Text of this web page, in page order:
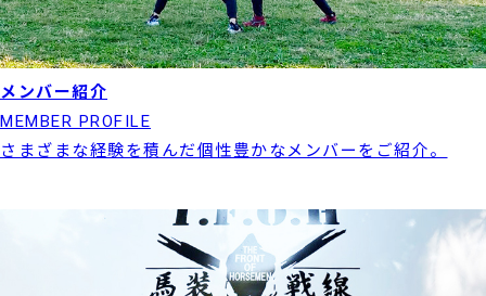
メンバー紹介
MEMBER PROFILE
さまざまな経験を積んだ個性豊かなメンバーをご紹介。